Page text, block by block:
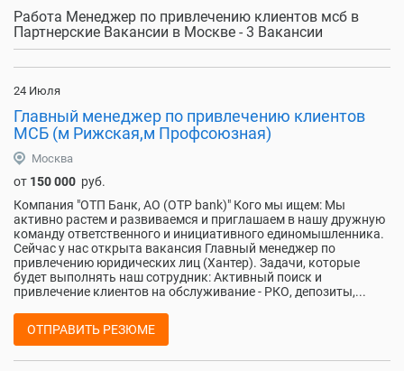
Работа Менеджер по привлечению клиентов мсб в
Партнерские Вакансии в Москве - 3 Вакансии
24 Июля
Главный менеджер по привлечению клиентов
МСБ (м Рижская,м Профсоюзная)
Москва
от 150 000 руб.
Компания "ОТП Банк, АО (OTP bank)" Кого мы ищем: Мы
активно растем и развиваемся и приглашаем в нашу дружную
команду ответственного и инициативного единомышленника.
Сейчас у нас открыта вакансия Главный менеджер по
привлечению юридических лиц (Хантер). Задачи, которые
будет выполнять наш сотрудник: Активный поиск и
привлечение клиентов на обслуживание - РКО, депозиты,...
ОТПРАВИТЬ РЕЗЮМЕ